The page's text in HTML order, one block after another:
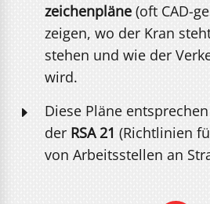
zeichenpläne (oft CAD-
zeigen, wo der Kran
stehen und wie der
wird.
E
Diese Pläne
der RSA 21 (Richtlinien
von Arbeitsstellen an